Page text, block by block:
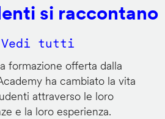
si raccontano
tutti
formazione offerta dalla
ha cambiato la vita
attraverso le loro
e la loro esperienza.